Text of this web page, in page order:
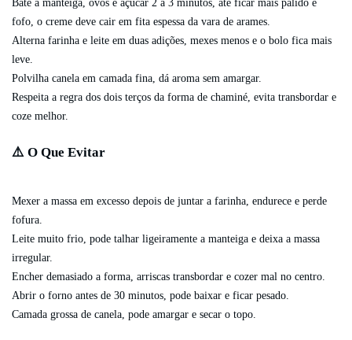
fofo, o creme deve cair em fita espessa da vara de arames.
Alterna farinha e leite em duas adições, mexes menos e o bolo fica mais
leve.
Polvilha canela em camada fina, dá aroma sem amargar.
Respeita a regra dos dois terços da forma de chaminé, evita transbordar e
coze melhor.
⚠️ O Que Evitar
Mexer a massa em excesso depois de juntar a farinha, endurece e perde
fofura.
Leite muito frio, pode talhar ligeiramente a manteiga e deixa a massa
irregular.
Encher demasiado a forma, arriscas transbordar e cozer mal no centro.
Abrir o forno antes de 30 minutos, pode baixar e ficar pesado.
Camada grossa de canela, pode amargar e secar o topo.